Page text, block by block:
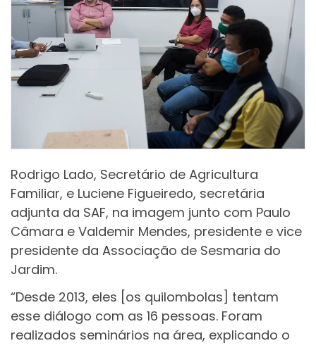
Rodrigo Lado, Secretário de Agricultura
Familiar, e Luciene Figueiredo, secretária
adjunta da SAF, na imagem junto com Paulo
Câmara e Valdemir Mendes, presidente e vice
presidente da Associação de Sesmaria do
Jardim.
“Desde 2013, eles [os quilombolas] tentam
esse diálogo com as 16 pessoas. Foram
realizados seminários na área, explicando o